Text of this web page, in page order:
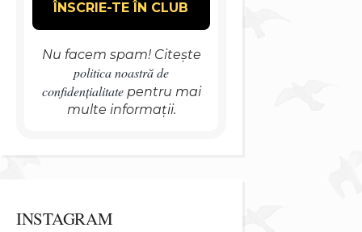
Nu facem spam! Citește
politica noastră de
confidențialitatepentru mai
multe informații.
INSTAGRAM